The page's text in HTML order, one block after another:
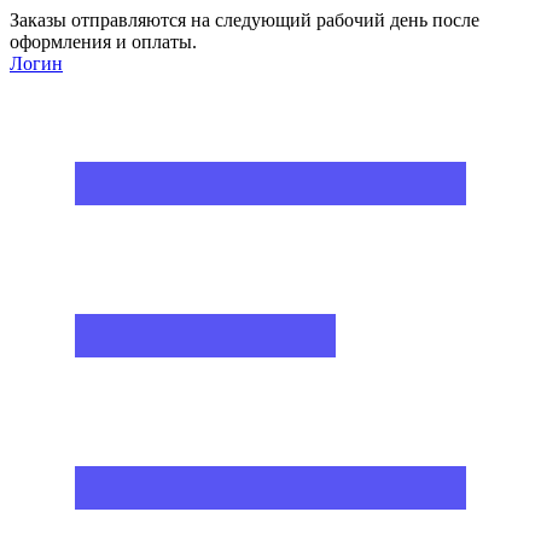
Заказы отправляются на следующий рабочий день после
оформления и оплаты.
Логин